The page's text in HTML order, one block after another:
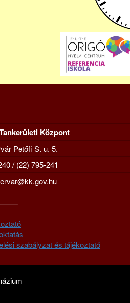
Központ
Petőfi S. u. 5.
/ (22) 795-241
szabályzat és tájékoztató